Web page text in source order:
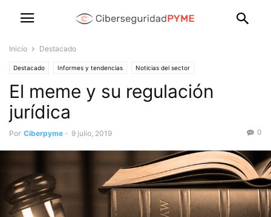
Inicio Destacado
Destacado Informes y tendencias Noticias del sector
El meme y su regulación
jurídica
Por Ciberpyme - 9 julio, 2019 0